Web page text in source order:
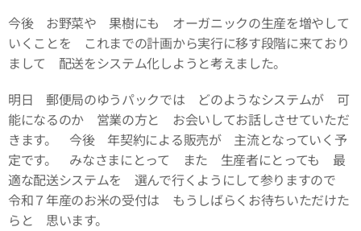
今後 お野菜や 果樹にも オーガニックの生産を増やして
いくことを これまでの計画から実行に移す段階に来ており
まして 配送をシステム化しようと考えました。
明日 郵便局のゆうパックでは どのようなシステムが 可
能になるのか 営業の方と お会いしてお話しさせていただ
きます。 今後 年契約による販売が 主流となっていく予
定です。 みなさまにとって また 生産者にとっても 最
適な配送システムを 選んで行くようにして参りますので
令和７年産のお米の受付は もうしばらくお待ちいただけた
らと 思います。